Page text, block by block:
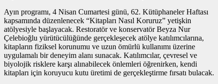
Ayın programı, 4 Nisan Cumartesi günü, 62. Kütüphaneler Haftası
kapsamında düzenlenecek “Kitapları Nasıl Koruruz” yetişkin
atölyesiyle başlayacak. Restoratör ve konservatör Beyza Nur
Çelebioğlu yürütücülüğünde gerçekleşecek atölye katılımcılarına,
kitapların fiziksel korunumu ve uzun ömürlü kullanımı üzerine
uygulamalı bir deneyim alanı sunacak. Katılımcılar, çevresel ve
biyolojik risklere karşı alınabilecek önlemleri öğrenirken, kendi
kitapları için koruyucu kutu üretimi de gerçekleştirme fırsatı bulacak.